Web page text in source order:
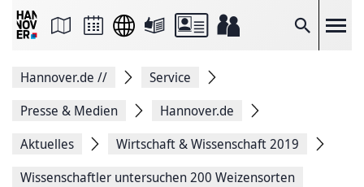
Suche
Seite
Facebook
teilen
Seitenlink
Seite
Hannover.de //
Service
Presse & Medien
Hannover.de
Aktuelles
Wirtschaft & Wissenschaft 2019
Wissenschaftler un­ter­suchen 200 Weizensorten